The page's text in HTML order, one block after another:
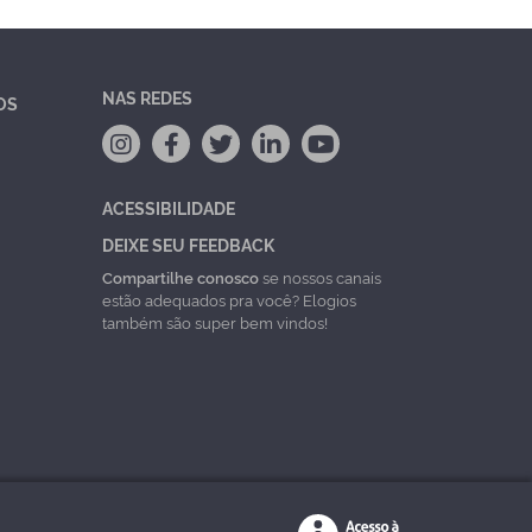
NAS REDES
ACESSIBILIDADE
DEIXE SEU FEEDBACK
Compartilhe conoscose nossos canais
estão adequados pra você? Elogios
também são super bem vindos!